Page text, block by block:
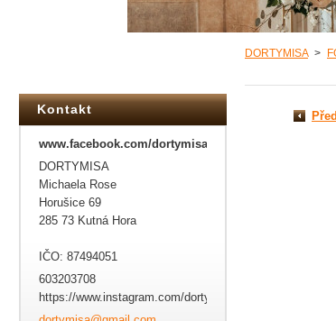
DORTYMISA >
Kontakt
www.facebook.com/dortymisa
DORTYMISA
Michaela Rose
Horušice 69
285 73 Kutná Hora
IČO: 87494051
603203708
https://www.instagram.com/dortymisa/